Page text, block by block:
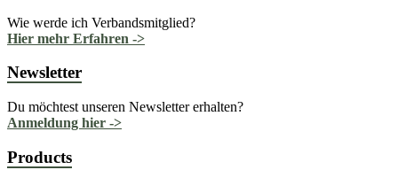
Wie werde ich Verbandsmitglied?
Hier mehr Erfahren ->
Newsletter
Du möchtest unseren Newsletter erhalten?
Anmeldung hier ->
Products